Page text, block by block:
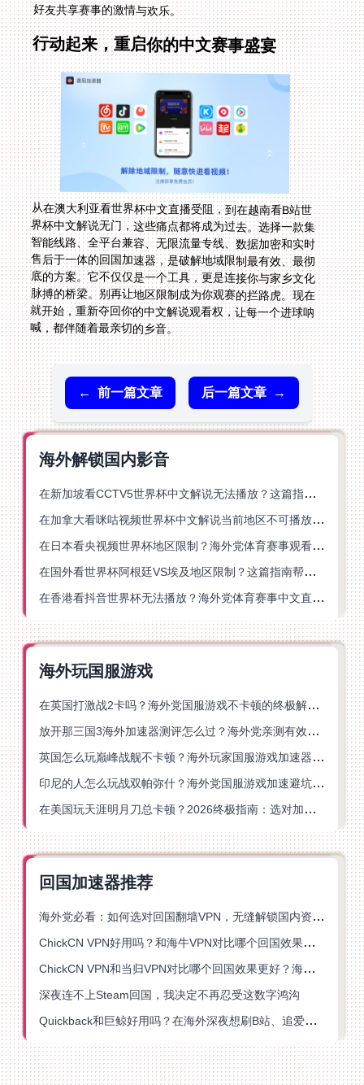
好友共享赛事的激情与欢乐。
行动起来，重启你的中文赛事盛宴
从在澳大利亚看世界杯中文直播受阻，到在越南看B站世
界杯中文解说无门，这些痛点都将成为过去。选择一款集
智能线路、全平台兼容、无限流量专线、数据加密和实时
售后于一体的回国加速器，是破解地域限制最有效、最彻
底的方案。它不仅仅是一个工具，更是连接你与家乡文化
脉搏的桥梁。别再让地区限制成为你观赛的拦路虎。现在
就开始，重新夺回你的中文解说观看权，让每一个进球呐
喊，都伴随着最亲切的乡音。
← 前一篇文章 后一篇文章 →
海外解锁国内影音
在新加坡看CCTV5世界杯中文解说无法播放？这篇指南帮你解锁海外体育直播自由
在加拿大看咪咕视频世界杯中文解说当前地区不可播放？这篇指南帮你一键解决
在日本看央视频世界杯地区限制？海外党体育赛事观看终极指南
在国外看世界杯阿根廷VS埃及地区限制？这篇指南帮你搞定中文直播+解说
在香港看抖音世界杯无法播放？海外党体育赛事中文直播终极指南
海外玩国服游戏
在英国打激战2卡吗？海外党国服游戏不卡顿的终极解决方案
放开那三国3海外加速器测评怎么过？海外党亲测有效的国服游戏加速指南
英国怎么玩巅峰战舰不卡顿？海外玩家国服游戏加速器终极指南
印尼的人怎么玩战双帕弥什？海外党国服游戏加速避坑指南
在美国玩天涯明月刀总卡顿？2026终极指南：选对加速器让你丝滑连招
回国加速器推荐
海外党必看：如何选对回国翻墙VPN，无缝解锁国内资源？
ChickCN VPN好用吗？和海牛VPN对比哪个回国效果更好？
ChickCN VPN和当归VPN对比哪个回国效果更好？海外党亲测后选了它
深夜连不上Steam回国，我决定不再忍受这数字鸿沟
Quickback和巨鲸好用吗？在海外深夜想刷B站、追爱奇艺的你，或许正需要这份答案